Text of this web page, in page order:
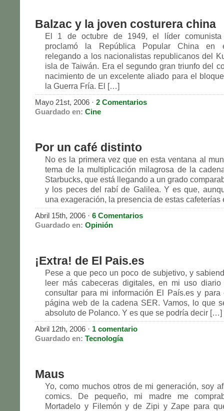
Balzac y la joven costurera china
El 1 de octubre de 1949, el líder comunista
proclamó la República Popular China en
relegando a los nacionalistas republicanos del
isla de Taiwán. Era el segundo gran triunfo del
nacimiento de un excelente aliado para el
la Guerra Fría. El […]
Mayo 21st, 2006 · 2 Comentarios
Guardado en: Cine
Por un café distinto
No es la primera vez que en esta ventana al
tema de la multiplicación milagrosa de la
Starbucks, que está llegando a un grado
y los peces del rabí de Galilea. Y es que,
una exageración, la presencia de estas
Abril 15th, 2006 · 6 Comentarios
Guardado en: Opinión
¡Extra! de El Pais.es
Pese a que peco un poco de subjetivo, y
leer más cabeceras digitales, en mi uso
consultar para mi información El País.es y para
página web de la cadena SER. Vamos, lo que
absoluto de Polanco. Y es que se podría decir […]
Abril 12th, 2006 · 1 comentario
Guardado en: Tecnología
Maus
Yo, como muchos otros de mi generación, soy
comics. De pequeño, mi madre me
Mortadelo y Filemón y de Zipi y Zape para